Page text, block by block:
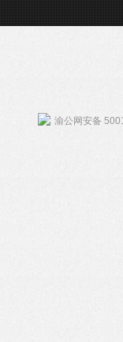
渝公网安备